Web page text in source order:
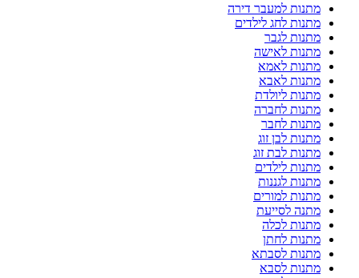
מתנות למעבר דירה
מתנות לחג לילדים
מתנות לגבר
מתנות לאישה
מתנות לאמא
מתנות לאבא
מתנות ליולדת
מתנות לחברה
מתנות לחבר
מתנות לבן זוג
מתנות לבת זוג
מתנות לילדים
מתנות לגננות
מתנות למורים
מתנה לסייעת
מתנות לכלה
מתנות לחתן
מתנות לסבתא
מתנות לסבא